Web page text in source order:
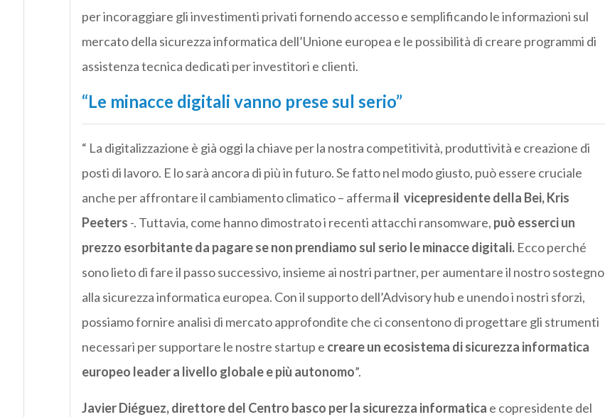
per incoraggiare gli investimenti privati fornendo accesso e semplificando le informazioni sul
mercato della sicurezza informatica dell’Unione europea e le possibilità di creare programmi di
assistenza tecnica dedicati per investitori e clienti.
“Le minacce digitali vanno prese sul serio”
“ La digitalizzazione è già oggi la chiave per la nostra competitività, produttività e creazione di
posti di lavoro. E lo sarà ancora di più in futuro. Se fatto nel modo giusto, può essere cruciale
anche per affrontare il cambiamento climatico – afferma il vicepresidente della Bei, Kris
Peeters -. Tuttavia, come hanno dimostrato i recenti attacchi ransomware, può esserci un
prezzo esorbitante da pagare se non prendiamo sul serio le minacce digitali. Ecco perché
sono lieto di fare il passo successivo, insieme ai nostri partner, per aumentare il nostro sostegno
alla sicurezza informatica europea. Con il supporto dell’Advisory hub e unendo i nostri sforzi,
possiamo fornire analisi di mercato approfondite che ci consentono di progettare gli strumenti
necessari per supportare le nostre startup e creare un ecosistema di sicurezza informatica
europeo leader a livello globale e più autonomo”.
Javier Diéguez, direttore del Centro basco per la sicurezza informatica e copresidente del